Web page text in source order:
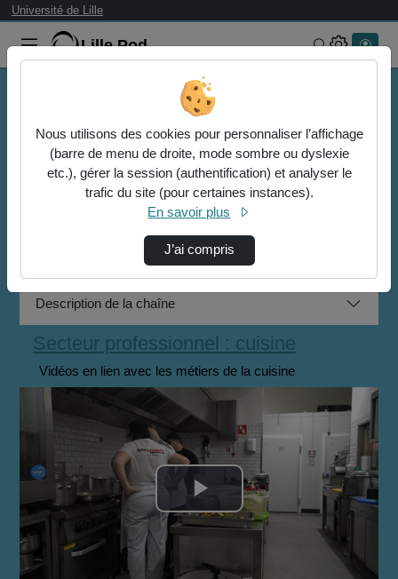
Université de Lille
Lille.Pod Rechercher
Dilabs - Erasmus+ (communautés de pratiques et
compétences clés)
Secteur professionnel : cuisine
Observation D'Un Chef Cuisinier : Le Bouillon
Dilabs - Erasmus+ (communautés
de pratiques et compétences clés)
Description de la chaîne
Secteur professionnel : cuisine
Vidéos en lien avec les métiers de la cuisine
Lire
la
Nous utilisons des cookies pour personnaliser l’affichage
(barre de menu de droite, mode sombre ou dyslexie
etc.), gérer la session (authentification) et analyser le
trafic du site (pour certaines instances).
En savoir plus
J’ai compris